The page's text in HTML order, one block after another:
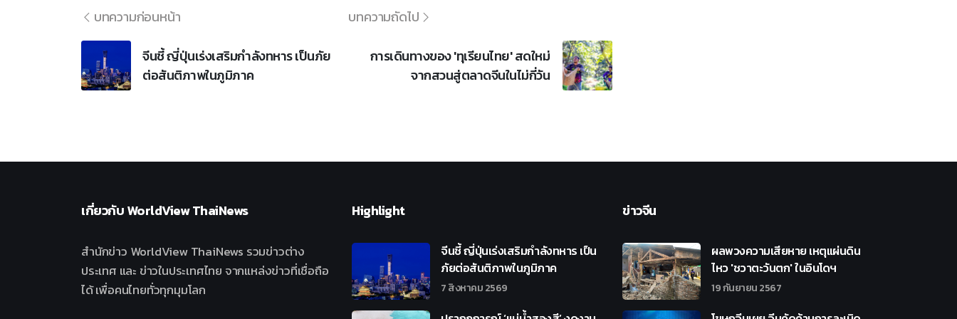
บทความก่อนหน้า
จีนชี้ ญี่ปุ่นเร่งเสริมกำลังทหาร เป็นภัย
ต่อสันติภาพในภูมิภาค
บทความถัดไป
การเดินทางของ 'ทุเรียนไทย' สดใหม่
จากสวนสู่ตลาดจีนในไม่กี่วัน
เกี่ยวกับWorldView ThaiNews
สำนักข่าว WorldView ThaiNews รวมข่าวต่าง
ประเทศ และ ข่าวในประเทศไทย จากแหล่งข่าวที่เชื่อถือ
ได้ เพื่อคนไทยทั่วทุกมุมโลก
Highlight
จีนชี้ ญี่ปุ่นเร่งเสริมกำลังทหาร เป็น
ภัยต่อสันติภาพในภูมิภาค
7 สิงหาคม 2569
ข่าวจีน
ผลพวงความเสียหาย เหตุแผ่นดิน
ไหว 'ชวาตะวันตก' ในอินโดฯ
19 กันยายน 2567